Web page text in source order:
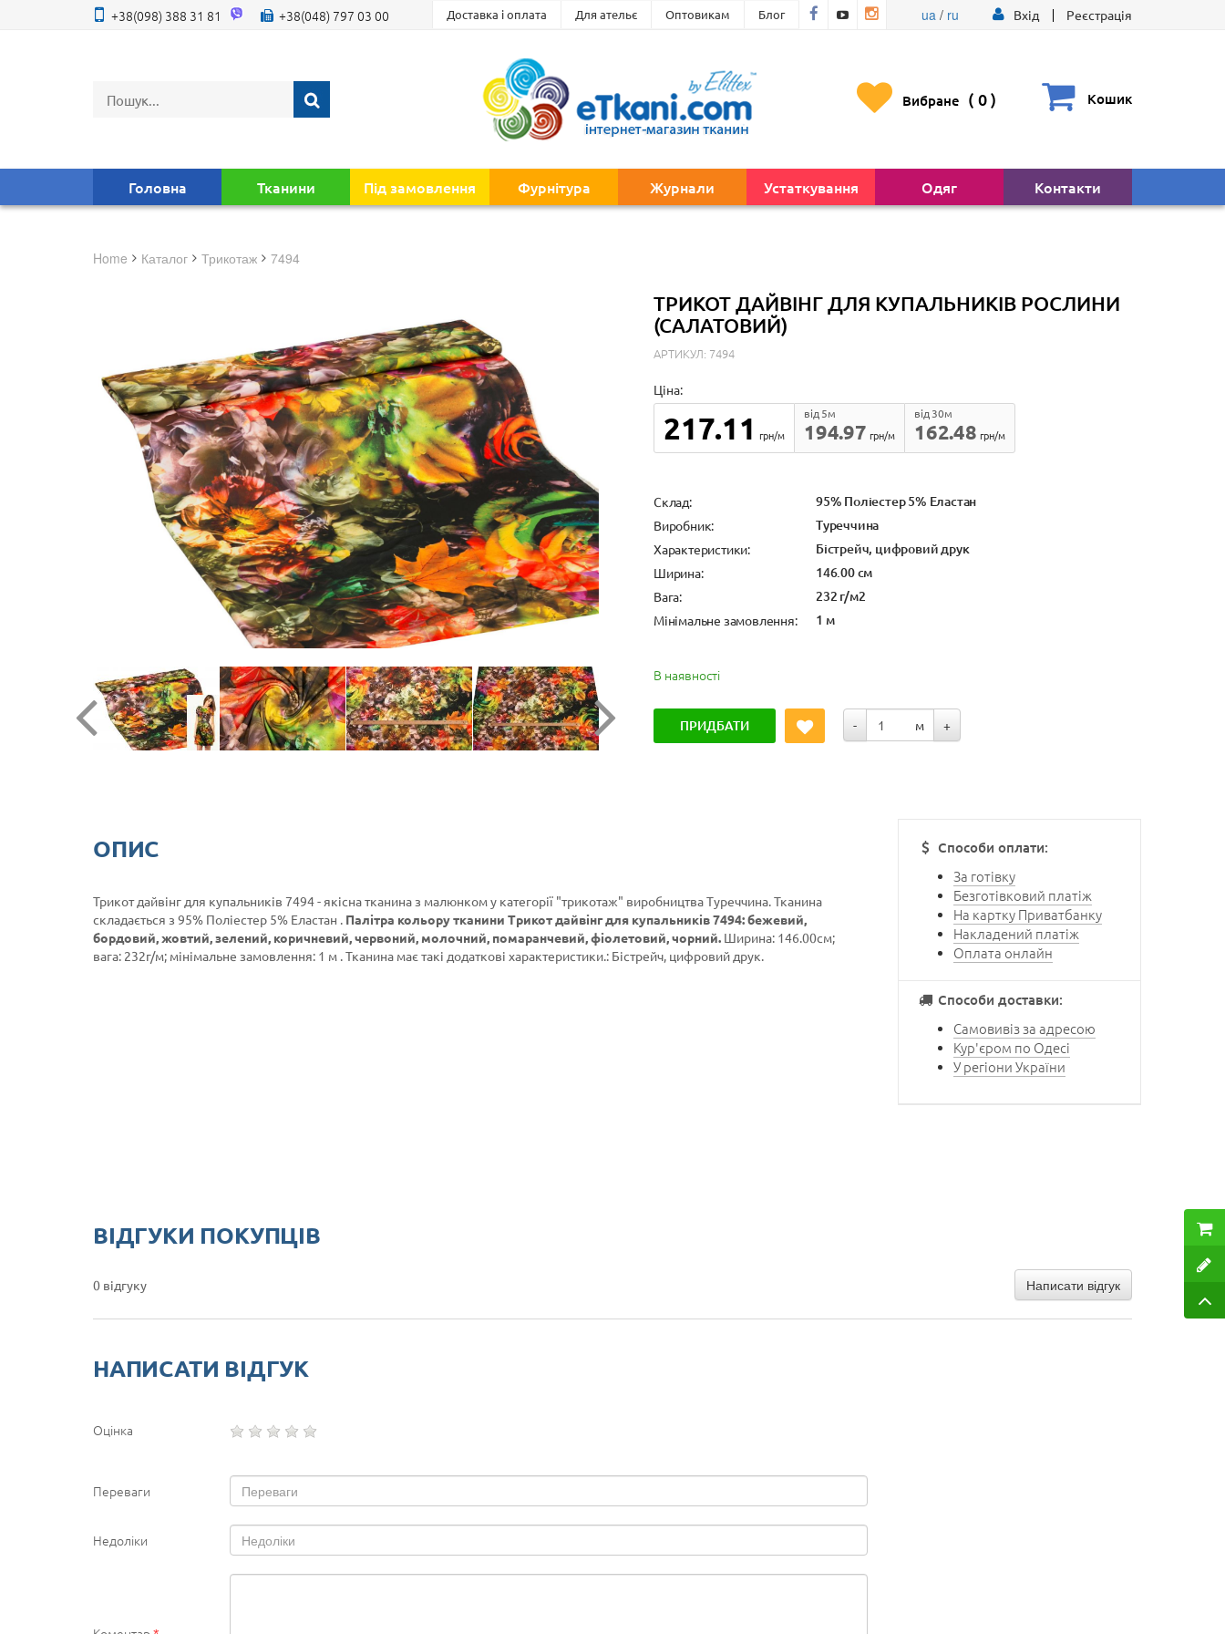
+38(098) 388 31 81 +38(048) 797 03 00 Доставка і оплата Для ательє Оптовикам Блог ua/ ru Вхід Реєстрація
Вибране ( 0) Кошик
Головна Тканини Під замовлення Фурнітура Журнали Устаткування Одяг Контакти
Home Каталог трикотаж 7494
ТРИКОТ ДАЙВІНГ ДЛЯ КУПАЛЬНИКІВ РОСЛИНИ
(САЛАТОВИЙ)
АРТИКУЛ: 7494
Ціна:
217.11 грн/м 194.97
від 5м
грн/м
162.48
від 30м
грн/м
Cклад: 95% Поліестер 5% Еластан
Виробник: Туреччина
Характеристики: Бістрейч, цифровий друк
Ширина: 146.00 см
Вага: 232 г/м2
Мінімальне замовлення: 1 м
В наявності
ПРИДБАТИ - м +
ОПИС
Трикот дайвінг для купальників 7494 - якісна тканина з малюнком у категорії "трикотаж" виробництва Туреччина. Тканина
складається з 95% Поліестер 5% Еластан . Палітра кольору тканини Трикот дайвінг для купальників 7494: бежевий,
бордовий, жовтий, зелений, коричневий, червоний, молочний, помаранчевий, фіолетовий, чорний. Ширина: 146.00см;
вага: 232г/м; мінімальне замовлення: 1 м . Тканина має такі додаткові характеристики.: Бістрейч, цифровий друк.
Способи оплати:
За готівку
Безготівковий платіж
На картку Приватбанку
Накладений платіж
Оплата онлайн
Способи доставки:
Самовивіз за адресою
Кур'єром по Одесі
У регіони України
ВІДГУКИ ПОКУПЦІВ
0 відгуку Написати відгук
НАПИСАТИ ВІДГУК
Оцінка
Переваги
Недоліки